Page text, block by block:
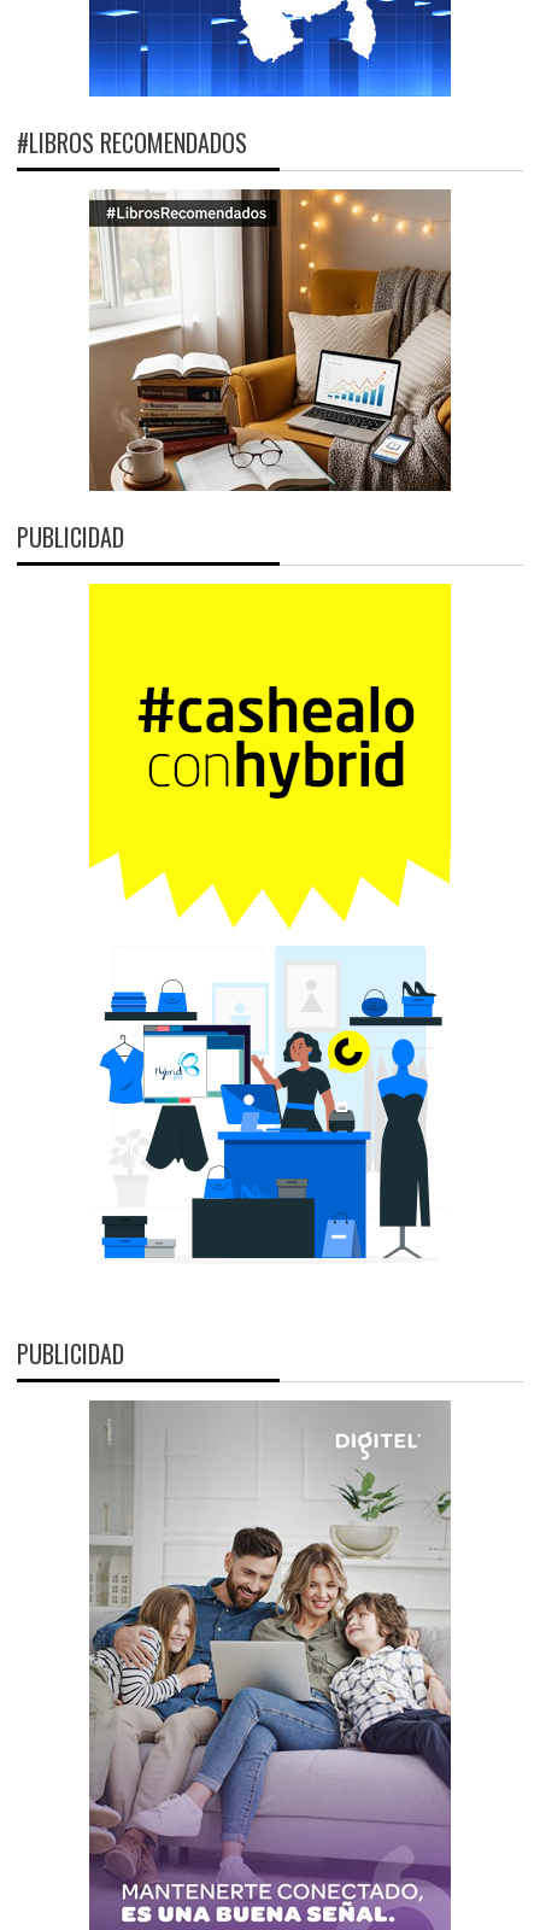
#LIBROS RECOMENDADOS
PUBLICIDAD
PUBLICIDAD